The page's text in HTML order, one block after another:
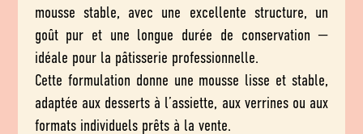
mousse stable, avec une excellente structure, un
goût pur et une longue durée de conservation —
idéale pour la pâtisserie professionnelle.
Cette formulation donne une mousse lisse et stable,
adaptée aux desserts à l’assiette, aux verrines ou aux
formats individuels prêts à la vente.